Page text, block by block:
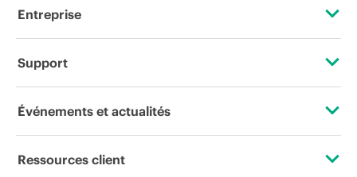
Entreprise
À propos de HPE
Responsabilité d’entreprise
Support
Services d’assistance opérationnelle (OSS)
Événements et actualités
Événements
Ressources client